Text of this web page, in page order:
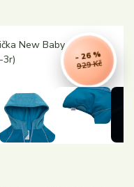
929 Kč
- 26 %